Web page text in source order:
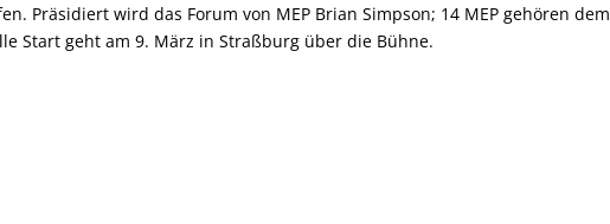
Präsidiert wird das Forum von MEP Brian Simpson; 14 MEP gehören dem
Start geht am 9. März in Straßburg über die Bühne.